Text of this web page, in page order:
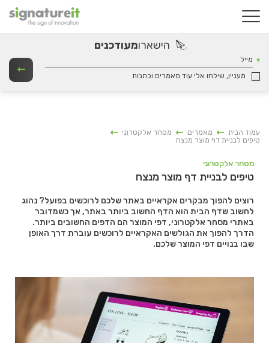
הישארומעודכנים
מייל
מעניין, שילחו אלי עוד מאמרים וכתבות
עמוד הבית מאמרים
מסחר אלקטרוני
טיפים לבניית דף מוצר מנצח
מסחר אלקטרוני
טיפים לבניית דף מוצר מנצח
רוצים להפוך מבקרים אקראיים באתר שלכם לרוכשים בפועל? נהוג
לחשוב שדף הבית הוא הדף החשוב ביותר באתר, אך כשמדובר
באתרי מסחר אלקטרוני, דפי המוצר הם הדפים החשובים ביותר.
הדרך להפוך את הגולשים האקראיים לרוכשים עוברת דרך האופן
שבו בנויים דפי המוצר שלכם.